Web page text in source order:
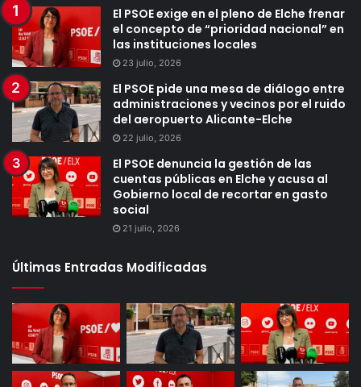
El PSOE exige en el pleno de Elche frenar
el concepto de “prioridad nacional” en
las instituciones locales
23 julio, 2026
El PSOE pide una mesa de diálogo entre
administraciones y vecinos por el ruido
del aeropuerto Alicante-Elche
22 julio, 2026
El PSOE denuncia la gestión de las
cuentas públicas en Elche y acusa al
Gobierno local de recortar en gasto
social
21 julio, 2026
Últimas Entradas Modificadas